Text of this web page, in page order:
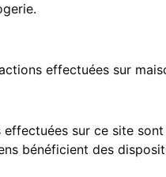
effectuées sur
sur ce site
bénéficient des